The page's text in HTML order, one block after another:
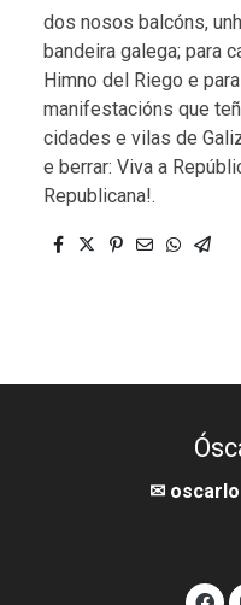
dos nosos balcóns,
bandeira galega; para
Himno del Riego e
manifestacións que
cidades e vilas de
e berrar: Viva a
Republicana!.
✉